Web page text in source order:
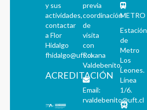
y sus
actividades,
contactar
a Flor
Hidalgo
fhidalgo@uft.cl
ACREDITACIÓN
previa
coordinación
de
visita
con
Roxana
Valdebenito.
Email:
rvaldebenito@uft.cl
METRO
Estación
de
Metro
Los
Leones.
Línea
1/6.